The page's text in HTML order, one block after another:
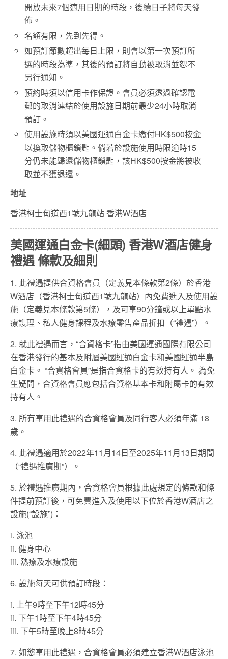
開放未來7個適用日期的時段，後續日子將每天發
佈。
名額有限，先到先得。
如預訂節數超出每日上限，則會以第一次預訂所
選的時段為準，其後的預訂將自動被取消並恕不
另行通知。
預約時須以信用卡作保證。會員必須透過確認電
郵的取消連結於使用設施日期前最少24小時取消
預訂。
使用設施時須以美國運通白金卡繳付HK$500按金
以換取儲物櫃鎖匙。倘若於設施使用時限逾時15
分仍未能歸還儲物櫃鎖匙，該HK$500按金將被收
取並不獲退還。
地址
香港柯士甸道西1號九龍站 香港W酒店
美國運通白金卡(細頭) 香港W酒店健身
禮遇 條款及細則
1. 此禮遇提供合資格會員（定義見本條款第2條）於香港
W酒店（香港柯士甸道西1號九龍站）內免費進入及使用設
施（定義見本條款第5條），及可享90分鐘或以上單點水
療謢理、私人健身課程及水療零售產品折扣（“禮遇”）。
2. 就此禮遇而言，“合資格卡”指由美國運通國際有限公司
在香港發行的基本及附屬美國運通白金卡和美國運通半島
白金卡。 “合資格會員”是指合資格卡的有效持有人。 為免
生疑問，合資格會員應包括合資格基本卡和附屬卡的有效
持有人。
3. 所有享用此禮遇的合資格會員及同行客人必須年滿 18
歲。
4. 此禮遇適用於2022年11月14日至2025年11月13日期間
（“禮遇推廣期”）。
5. 於禮遇推廣期內，合資格會員根據此處規定的條款和條
件提前預訂後，可免費進入及使用以下位於香港W酒店之
設施(“設施”)：
i. 泳池
ii. 健身中心
iii. 熱療及水療設施
6. 設施每天可供預訂時段：
i. 上午9時至下午12時45分
ii. 下午1時至下午4時45分
iii. 下午5時至晚上8時45分
7. 如慾享用此禮遇，合資格會員必須建立香港W酒店泳池